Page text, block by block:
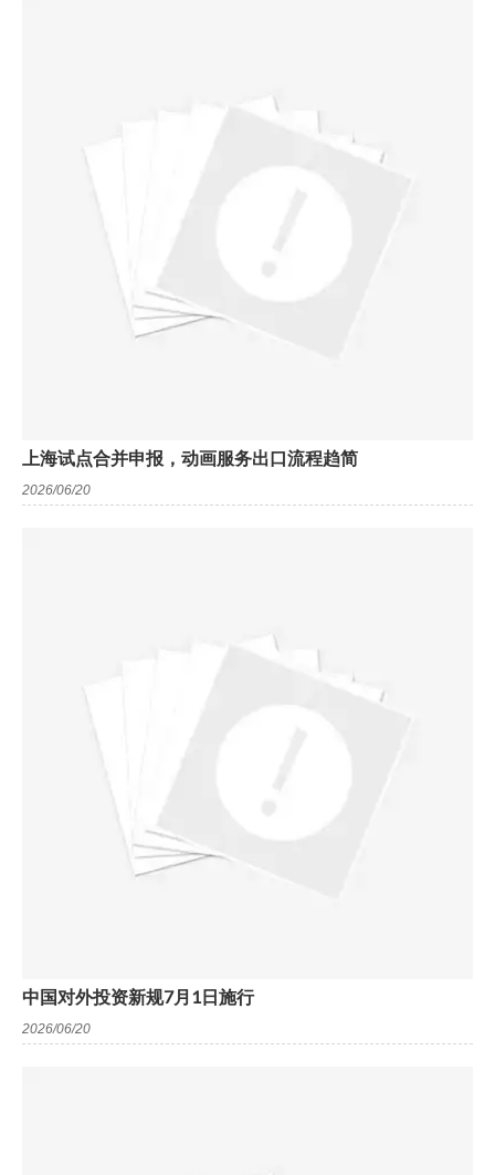
上海试点合并申报，动画服务出口流程趋简
2026/06/20
中国对外投资新规7月1日施行
2026/06/20